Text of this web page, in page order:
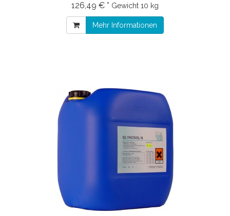
126,49 € * Gewicht 10 kg
Mehr Informationen